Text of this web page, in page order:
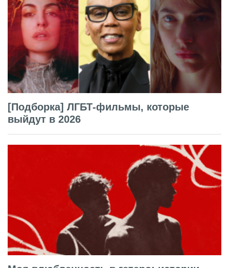
[Подборка] ЛГБТ-фильмы, которые
выйдут в 2026